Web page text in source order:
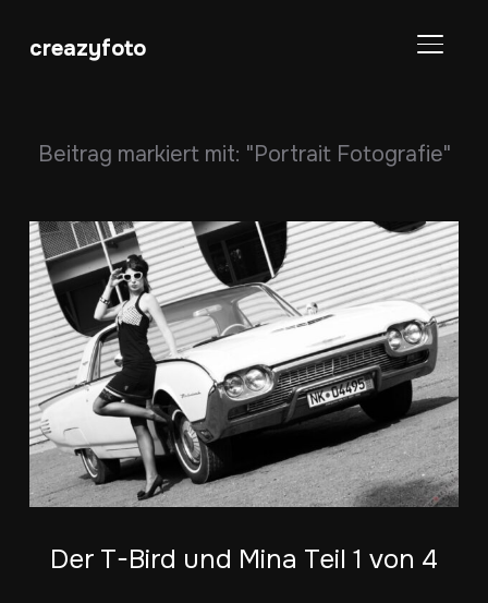
creazyfoto
Beitrag markiert mit: "Portrait Fotografie"
Der T-Bird und Mina Teil 1 von 4